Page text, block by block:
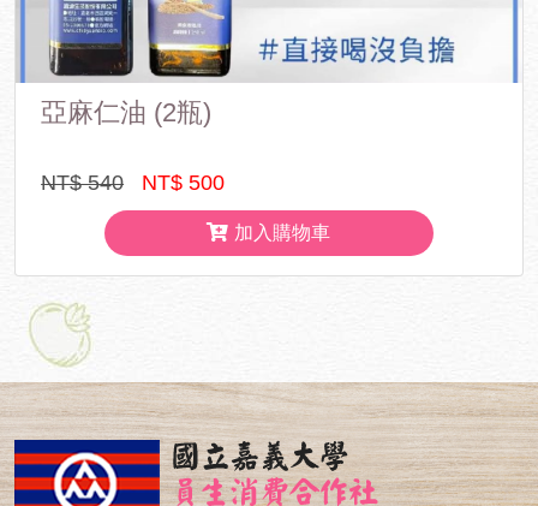
亞麻仁油 (2瓶)
NT$ 540 NT$ 500
加入購物車